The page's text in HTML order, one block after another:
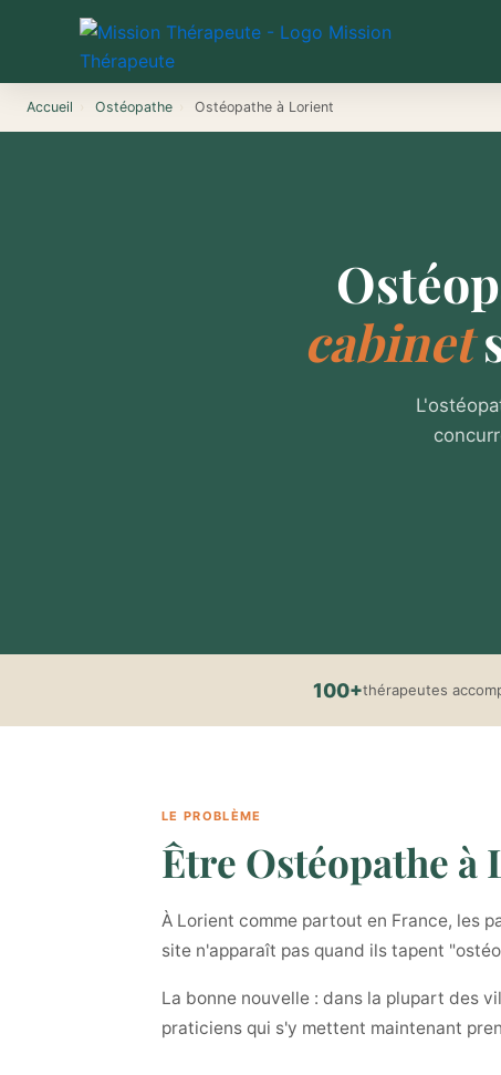
Accueil Ostéopathe Ostéopathe à Lorient
cabinet
100+thérapeutes
LE PROBLÈME
Être Ostéopathe
À Lorient comme partout en France, les
site n'apparaît pas quand ils tapent
La bonne nouvelle : dans la plupart des
praticiens qui s'y mettent maintenant